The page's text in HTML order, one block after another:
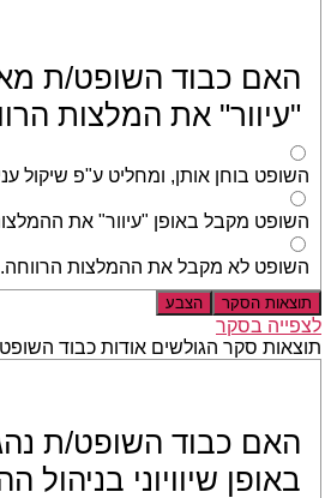
האם כבוד השופט/ת
"עיוור" את המלצות
השופט בוחן אותן, ומחליט ע"פ שיקול
השופט מקבל באופן "עיוור" את
השופט לא מקבל את ההמלצות הרווחה.
תוצאות הסקר הצבע
לצפייה בסקר
תוצאות סקר הגולשים אודות כבוד
האם כבוד השופט/ת
באופן שיוויוני בניהול